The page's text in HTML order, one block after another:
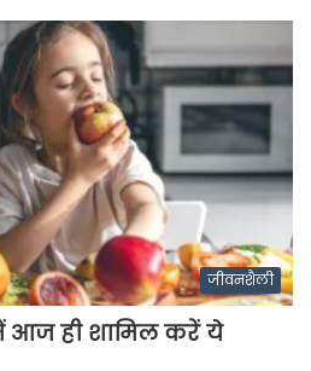
जीवनशैली
आज ही शामिल करें ये